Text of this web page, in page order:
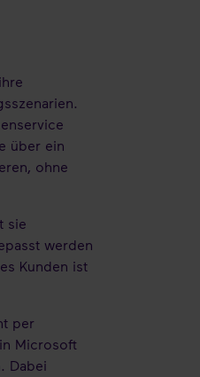
über ein
ohne
sie
werden
Kunden ist
per
Microsoft
Dabei